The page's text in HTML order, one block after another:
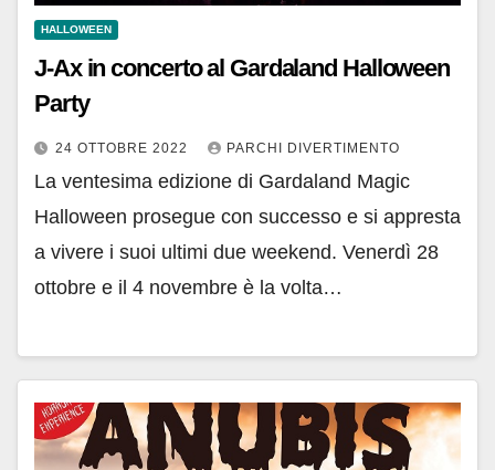
HALLOWEEN
J-Ax in concerto al Gardaland Halloween
Party
24 OTTOBRE 2022 PARCHI DIVERTIMENTO
La ventesima edizione di Gardaland Magic
Halloween prosegue con successo e si appresta
a vivere i suoi ultimi due weekend. Venerdì 28
ottobre e il 4 novembre è la volta…